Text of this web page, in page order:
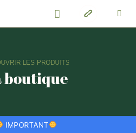
LES PRODUITS
boutique
IMPORTANT